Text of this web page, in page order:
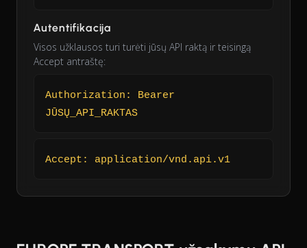
Autentifikacija
Visos užklausos turi turėti jūsų API raktą ir teisingą
Accept antraštę:
Authorization: Bearer
JŪSŲ_API_RAKTAS
Accept: application/vnd.api.v1